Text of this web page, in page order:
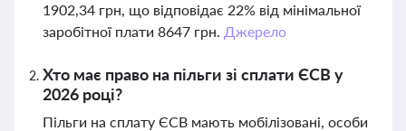
1902,34 грн, що відповідає 22% від мінімальної
заробітної плати 8647 грн. Джерело
Хто має право на пільги зі сплати ЄСВ у
2026 році?
Пільги на сплату ЄСВ мають мобілізовані, особи